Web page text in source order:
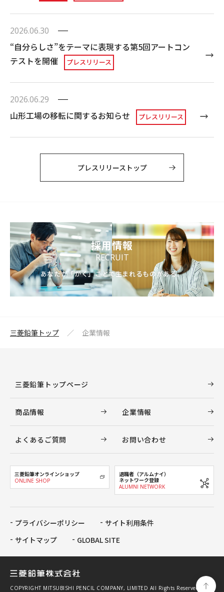
2026.06.30
“自分らしさ”をテーマに表現する第5回アートコン
テストを開催
プレスリリース
2026.06.29
山形工場の移転に関するお知らせ プレスリリース
プレスリリーストップ
採用情報
RECRUIT
あなたが「かく」ことで生まれるものがある。
三菱鉛筆トップ 企業情報
三菱鉛筆トップページ
商品情報 企業情報
よくあるご質問 お問い合わせ
三菱鉛筆オンラインショップ
ONLINE SHOP
退職者（アルムナイ）
ネットワーク登録
ALUMNI NETWORK
プライバシーポリシー
サイト利用条件
サイトマップ
GLOBAL SITE
COPYRIGHT MITSUBISHI PENCIL COMPANY, LIMITED All Rights Reserved.